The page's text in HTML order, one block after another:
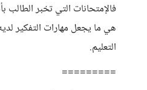
فالإمتحانات التي تخبر الطالب
هي ما يجعل مهارات التفكير
التعليم.
=========